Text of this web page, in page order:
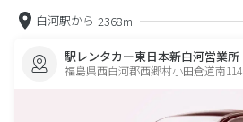
白河駅から 2368m
駅レンタカー東日本新白河営業所
福島県西白河郡西郷村小田倉道南114